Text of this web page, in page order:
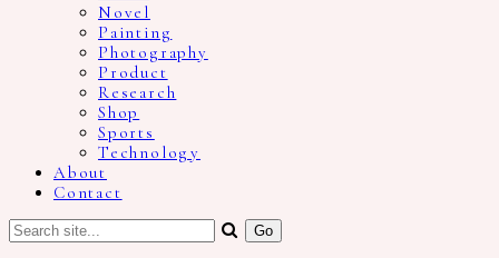
Novel
Painting
Photography
Product
Research
Shop
Sports
Technology
About
Contact